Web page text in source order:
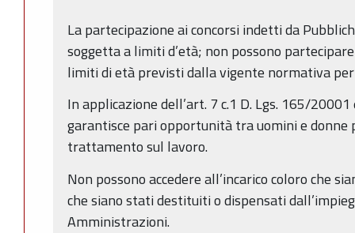
La partecipazione ai concorsi indetti da
soggetta a limiti d’età; non possono
limiti di età previsti dalla vigente normativa
In applicazione dell’art. 7 c.1 D. Lgs. 165/
garantisce pari opportunità tra uomini e donne
trattamento sul lavoro.
Non possono accedere all’incarico coloro che
che siano stati destituiti o dispensati
Amministrazioni.